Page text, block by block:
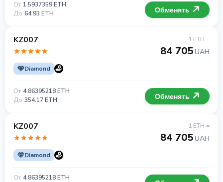
От 1.5937359 ETH
До 64.93 ETH Обменять
KZ007
Diamond
1 ETH =
84 705UAH
От 4.86395218 ETH
До 354.17 ETH Обменять
KZ007
Diamond
1 ETH =
84 705UAH
От 4.86395218 ETH